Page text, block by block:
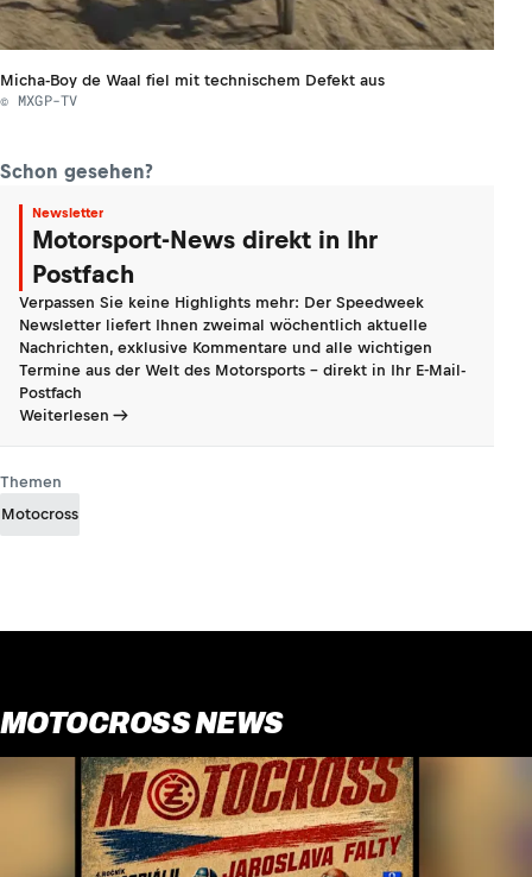
Micha-Boy de Waal fiel mit technischem Defekt aus
© MXGP-TV
Schon gesehen?
Newsletter
Motorsport-News direkt in Ihr
Postfach
Verpassen Sie keine Highlights mehr: Der Speedweek
Newsletter liefert Ihnen zweimal wöchentlich aktuelle
Nachrichten, exklusive Kommentare und alle wichtigen
Termine aus der Welt des Motorsports - direkt in Ihr E-Mail-
Postfach
Weiterlesen
Themen
Motocross
MOTOCROSS NEWS